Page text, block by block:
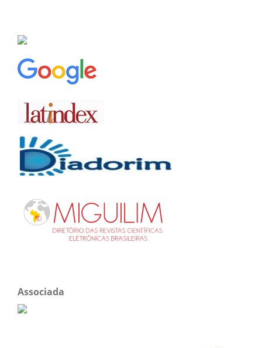
Associada